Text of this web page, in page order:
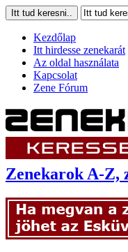
Kezdőlap
Itt hirdesse zenekarát
Az oldal használata
Kapcsolat
Zene Fórum
Zenekarok A-Z,